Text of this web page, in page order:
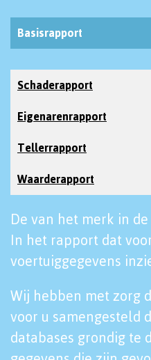
Basisrapport
Schaderapport
Eigenarenrapport
Tellerrapport
Waarderapport
De van het merk in
In het rapport dat
voertuiggegevens
Wij hebben met zorg
voor u samengesteld
databases grondig te